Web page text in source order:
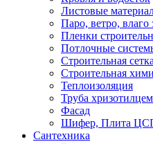
Листовые
Паро, ветро, влаго
Пленки
Потлочные
Строительная сетка
Строительная
Теплоизоляция
Труба
Фасад
Шифер, Плита
Сантехника